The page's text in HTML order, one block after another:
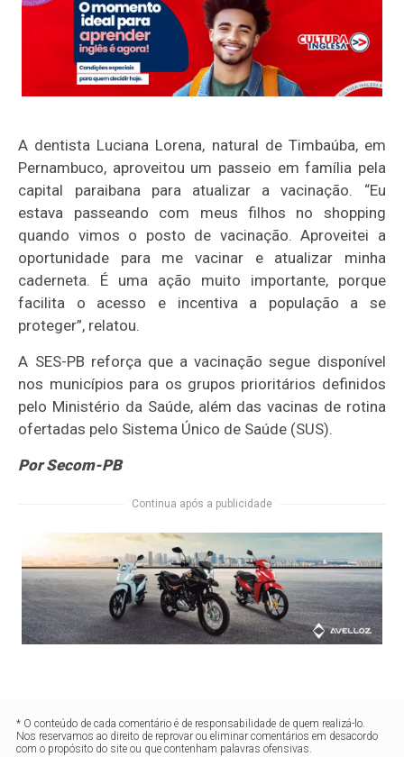
A dentista Luciana Lorena, natural de Timbaúba, em
Pernambuco, aproveitou um passeio em família pela
capital paraibana para atualizar a vacinação. “Eu
estava passeando com meus filhos no shopping
quando vimos o posto de vacinação. Aproveitei a
oportunidade para me vacinar e atualizar minha
caderneta. É uma ação muito importante, porque
facilita o acesso e incentiva a população a se
proteger”, relatou.
A SES-PB reforça que a vacinação segue disponível
nos municípios para os grupos prioritários definidos
pelo Ministério da Saúde, além das vacinas de rotina
ofertadas pelo Sistema Único de Saúde (SUS).
Por Secom-PB
Continua após a publicidade
* O conteúdo de cada comentário é de responsabilidade de quem realizá-lo.
Nos reservamos ao direito de reprovar ou eliminar comentários em desacordo
com o propósito do site ou que contenham palavras ofensivas.